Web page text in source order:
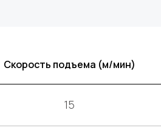
Скорость подъема (м/мин)
15